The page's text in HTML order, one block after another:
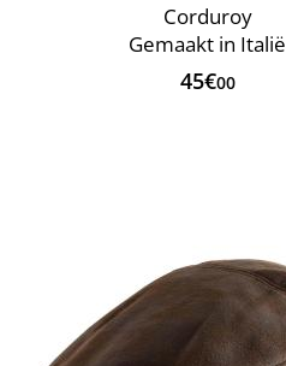
Corduroy
Gemaakt in Italië
45€00